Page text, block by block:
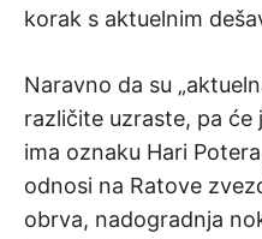
korak s aktuelnim
Naravno da su
različite uzraste, pa
ima oznaku Hari
odnosi na Ratove
obrva, nadogradnja